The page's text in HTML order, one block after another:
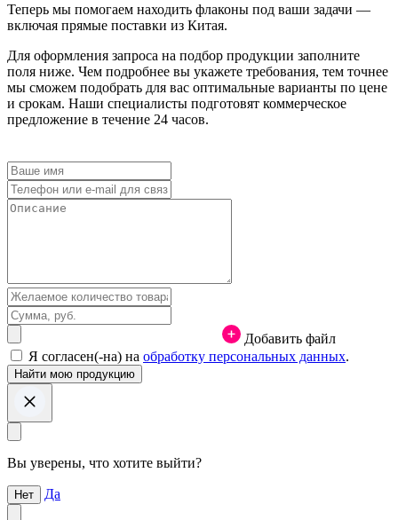
Теперь мы помогаем находить флаконы под ваши задачи —
включая прямые поставки из Китая.
Для оформления запроса на подбор продукции заполните
поля ниже. Чем подробнее вы укажете требования, тем точнее
мы сможем подобрать для вас оптимальные варианты по цене
и срокам. Наши специалисты подготовят коммерческое
предложение в течение 24 часов.
Добавить файл
Я согласен(-на) на обработку персональных данных.
Вы уверены, что хотите выйти?
Нет Да